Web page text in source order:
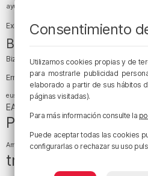
ayuntamiento de Bilbao
Exhibition Center) Bilbao
Bizkaia y sus comarcas
Bizkaia
Deusto Diócesis de Bilbao
Ernesto Valverde Ertzaintza
euskera fiestas fútbol
EA Sports
Política
Arriaga tiempotiempo
tráfico en Bizkaia
Consentimiento
Utilizamos cookies propias y de
para mostrarle publicidad
elaborado a partir de sus hábitos
páginas visitadas).
Para más información consulte la
Puede aceptar todas las cookies
configurarlas o rechazar su uso